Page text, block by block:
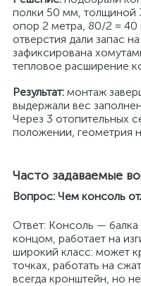
полки 50 мм, толщиной
опор 2 метра, 80/2 = 40
отверстия дали запас
зафиксирована
тепловое расширение
Результат: монтаж
выдержали вес
Через 3 отопительных
положении, геометрия
Часто задаваемые
Вопрос: Чем консоль
Ответ: Консоль —
концом, работает на
широкий класс: может
точках, работать на
всегда кронштейн, но